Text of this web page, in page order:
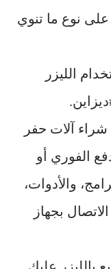
على نوع ما تنوي
الفوري أو
والأدوات،
بجهاز